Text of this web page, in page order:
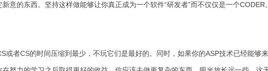
意的东西。坚持这样做能够让你真正成为一个软件“研发者”而不仅仅是一个CODER
者CS的时间压缩到最少，不玩它们是最好的。同时，如果你的ASP技术已经能够